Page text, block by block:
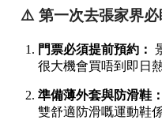
⚠️ 第一次去張家界必
門票必須提前預約：
很大機會買唔到即日
準備薄外套與防滑鞋：
雙舒適防滑嘅運動鞋